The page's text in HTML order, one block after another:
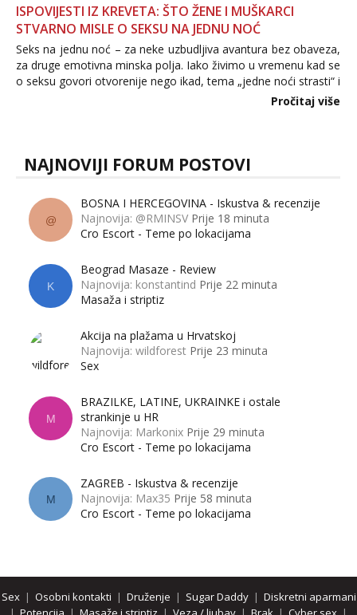
ISPOVIJESTI IZ KREVETA: ŠTO ŽENE I MUŠKARCI
STVARNO MISLE O SEKSU NA JEDNU NOĆ
Seks na jednu noć – za neke uzbudljiva avantura bez obaveza,
za druge emotivna minska polja. Iako živimo u vremenu kad se
o seksu govori otvorenije nego ikad, tema „jedne noći strasti“ i
dalje izaziva burne rasprave. Što zapravo misle žene, a što
Pročitaj više
NAJNOVIJI FORUM POSTOVI
@
BOSNA I HERCEGOVINA - Iskustva & recenzije
Najnovija: @RMINSV Prije 18 minuta
Cro Escort - Teme po lokacijama
K
Beograd Masaze - Review
Najnovija: konstantind Prije 22 minuta
Masaža i striptiz
Akcija na plažama u Hrvatskoj
Najnovija: wildforest Prije 23 minuta
Sex
M
BRAZILKE, LATINE, UKRAINKE i ostale
strankinje u HR
Najnovija: Markonix Prije 29 minuta
Cro Escort - Teme po lokacijama
M
ZAGREB - Iskustva & recenzije
Najnovija: Max35 Prije 58 minuta
Cro Escort - Teme po lokacijama
Sex| Osobni kontakti | Druženje | Sugar Daddy| Diskretni aparmani